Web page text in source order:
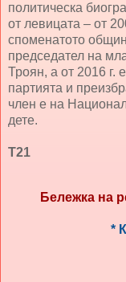
политическа
от левицата – от
споменатото
председател на
Троян, а от 2016 г.
партията и
член е на
дете.
Т21
Бележка на
*